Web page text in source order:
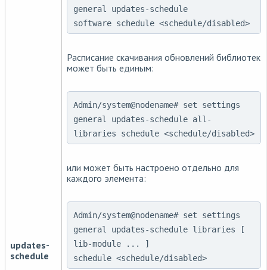
updates-
schedule
general updates-schedule
software schedule <schedule/disabled>
Расписание скачивания обновлений библиотек
может быть единым:
Admin/system@nodename# set settings
general updates-schedule all-
libraries schedule <schedule/disabled>
или может быть настроено отдельно для
каждого элемента:
Admin/system@nodename# set settings
general updates-schedule libraries [
lib-module ... ]
schedule <schedule/disabled>